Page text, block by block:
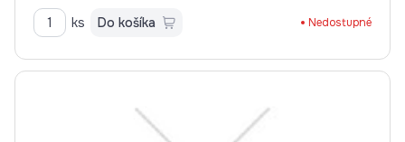
ks Do košíka Nedostupné